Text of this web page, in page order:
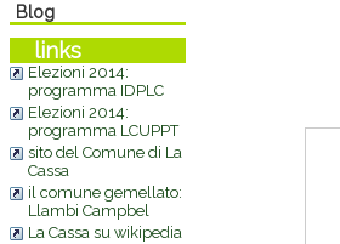
Blog
links
Elezioni 2014:
programma IDPLC
Elezioni 2014:
programma LCUPPT
sito del Comune di La
Cassa
il comune gemellato:
Llambi Campbel
La Cassa su wikipedia